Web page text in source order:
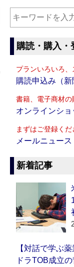
購読・購入・
プランいろいろ
購読申込み（新
書籍、電子商材の
オンラインショ
まずはご登録くだ
メールニュース
新着記事
【対話で学ぶ
ドラTOB成立